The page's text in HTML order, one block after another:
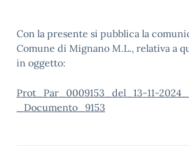
Con la presente si pubblica la
Comune di Mignano M.L., relativa a
in oggetto:
Prot_Par_0009153_del_13-11-
_Documento_9153